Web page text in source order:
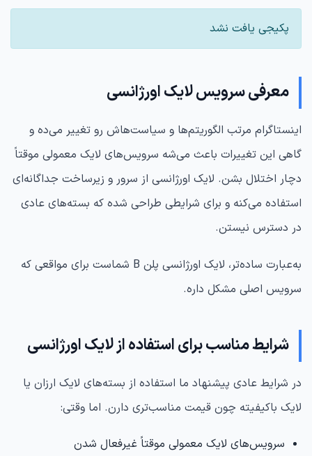
پکیجی یافت نشد
معرفی سرویس لایک اورژانسی
اینستاگرام مرتب الگوریتم‌ها و سیاست‌هاش رو تغییر می‌ده و
گاهی این تغییرات باعث می‌شه سرویس‌های لایک معمولی موقتاً
دچار اختلال بشن. لایک اورژانسی از سرور و زیرساخت جداگانه‌ای
استفاده می‌کنه و برای شرایطی طراحی شده که بسته‌های عادی
در دسترس نیستن.
به‌عبارت ساده‌تر، لایک اورژانسی پلن B شماست برای مواقعی که
سرویس اصلی مشکل داره.
شرایط مناسب برای استفاده از لایک اورژانسی
در شرایط عادی پیشنهاد ما استفاده از بسته‌های لایک ارزان یا
لایک باکیفیته چون قیمت مناسب‌تری دارن. اما وقتی:
سرویس‌های لایک معمولی موقتاً غیرفعال شدن